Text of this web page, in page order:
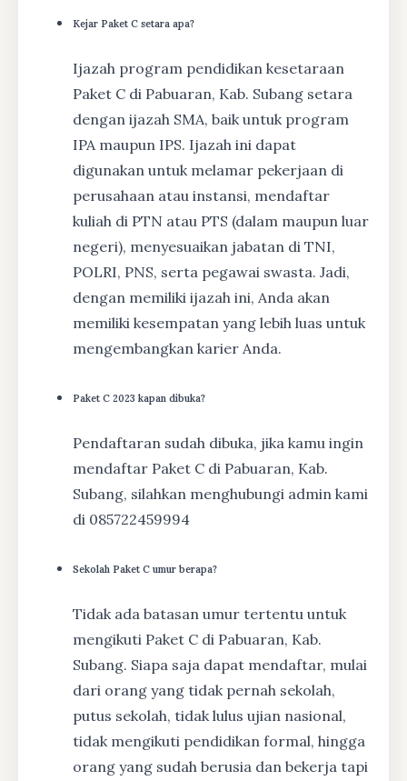
Kejar Paket C setara apa?
Ijazah program pendidikan kesetaraan
Paket C di Pabuaran, Kab. Subang setara
dengan ijazah SMA, baik untuk program
IPA maupun IPS. Ijazah ini dapat
digunakan untuk melamar pekerjaan di
perusahaan atau instansi, mendaftar
kuliah di PTN atau PTS (dalam maupun luar
negeri), menyesuaikan jabatan di TNI,
POLRI, PNS, serta pegawai swasta. Jadi,
dengan memiliki ijazah ini, Anda akan
memiliki kesempatan yang lebih luas untuk
mengembangkan karier Anda.
Paket C 2023 kapan dibuka?
Pendaftaran sudah dibuka, jika kamu ingin
mendaftar Paket C di Pabuaran, Kab.
Subang, silahkan menghubungi admin kami
di 085722459994
Sekolah Paket C umur berapa?
Tidak ada batasan umur tertentu untuk
mengikuti Paket C di Pabuaran, Kab.
Subang. Siapa saja dapat mendaftar, mulai
dari orang yang tidak pernah sekolah,
putus sekolah, tidak lulus ujian nasional,
tidak mengikuti pendidikan formal, hingga
orang yang sudah berusia dan bekerja tapi